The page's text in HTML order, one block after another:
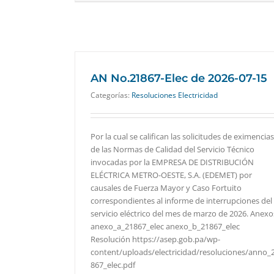
AN No.21867-Elec de 2026-07-15
Categorías: Resoluciones Electricidad
Por la cual se califican las solicitudes de eximencias
de las Normas de Calidad del Servicio Técnico
invocadas por la EMPRESA DE DISTRIBUCIÓN
ELÉCTRICA METRO-OESTE, S.A. (EDEMET) por
causales de Fuerza Mayor y Caso Fortuito
correspondientes al informe de interrupciones del
servicio eléctrico del mes de marzo de 2026.
anexo_a_21867_elec anexo_b_21867_elec
Resolución https://asep.gob.pa/wp-
content/uploads/electricidad/resoluciones/
867_elec.pdf